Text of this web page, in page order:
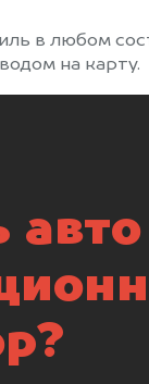
в любом
на карту.